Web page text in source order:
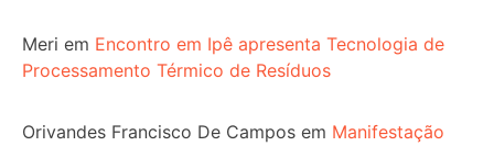
Meri em Encontro em Ipê apresenta Tecnologia de
Processamento Térmico de Resíduos
Orivandes Francisco De Campos em Manifestação